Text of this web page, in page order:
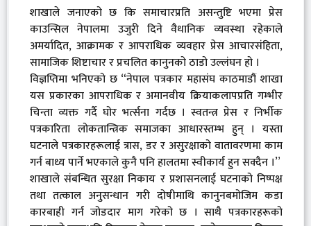
शाखाले जनाएको छ कि समाचारप्रति असन्तुष्टि भएमा प्रेस
काउन्सिल नेपालमा उजुरी दिने वैधानिक व्यवस्था रहेकाले
अमर्यादित, आक्रामक र आपराधिक व्यवहार प्रेस आचारसंहिता,
सामाजिक शिष्टाचार र प्रचलित कानुनको ठाडो उल्लंघन हो ।
विज्ञप्तिमा भनिएको छ “नेपाल पत्रकार महासंघ काठमाडौं शाखा
यस प्रकारका आपराधिक र अमानवीय क्रियाकलापप्रति गम्भीर
चिन्ता व्यक्त गर्दै घोर भर्त्सना गर्दछ । स्वतन्त्र प्रेस र निर्भीक
पत्रकारिता लोकतान्त्रिक समाजका आधारस्तम्भ हुन् । यस्ता
घटनाले पत्रकारहरूलाई त्रास, डर र असुरक्षाको वातावरणमा काम
गर्न बाध्य पार्ने भएकाले कुनै पनि हालतमा स्वीकार्य हुन सक्दैन ।”
शाखाले संबन्धित सुरक्षा निकाय र प्रशासनलाई घटनाको निष्पक्ष
तथा तत्काल अनुसन्धान गरी दोषीमाथि कानुनबमोजिम कडा
कारबाही गर्न जोडदार माग गरेको छ । साथै पत्रकारहरूको